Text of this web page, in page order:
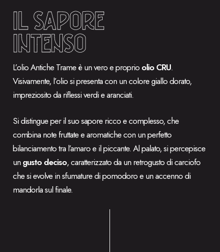
IL SAPORE
INTENSO
L’olio Antiche Trame è un vero e proprio olio CRU.
Visivamente, l’olio si presenta con un colore giallo dorato,
impreziosito da riflessi verdi e aranciati.
Si distingue per il suo sapore ricco e complesso, che
combina note fruttate e aromatiche con un perfetto
bilanciamento tra l’amaro e il piccante. Al palato, si percepisce
un gusto deciso, caratterizzato da un retrogusto di carciofo
che si evolve in sfumature di pomodoro e un accenno di
mandorla sul finale.